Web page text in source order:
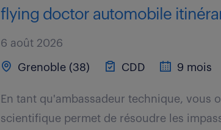
flying doctor automobile
6 août 2026
Grenoble (38) CDD 9 mois
En tant qu'ambassadeur technique, vous
scientifique permet de résoudre les